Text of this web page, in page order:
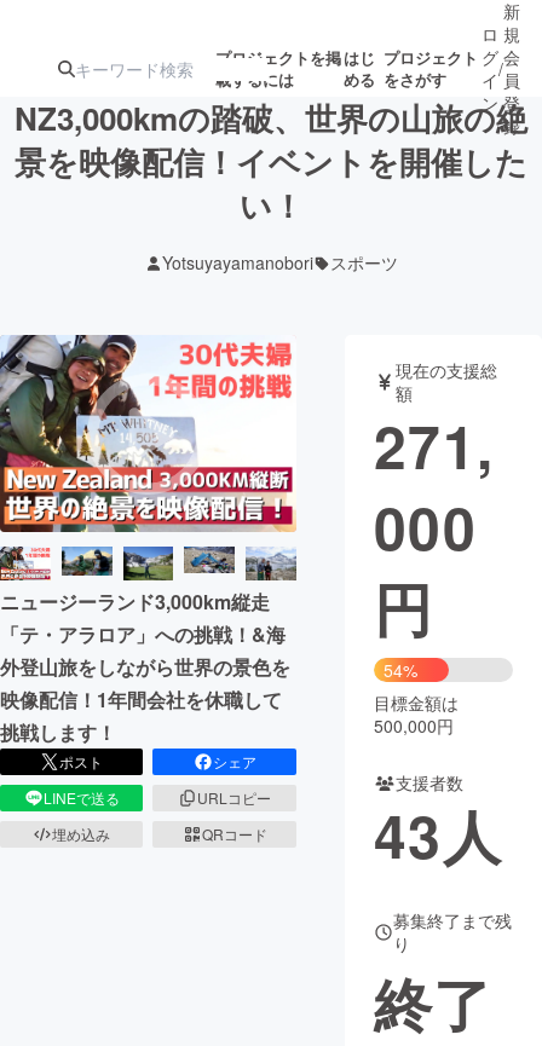
プロジェクトを掲
載するには
はじ
める
プロジェクト
をさがす
注目の新着プロ
テクノロジー・ガジェット
映像・映画 書籍・雑誌
ビジネス・起業 チャレンジ
まちづくり・地域活性化
CAMPFIRE for Social Good
CAMPFIRE Creation
CAMPFIREふるさと納税machi-ya コミュニティ
ロ
グ
イ
ン
/
新
規
会
員
登
録
NZ3,000kmの踏破、世界の山旅の絶
景を映像配信！イベントを開催した
い！
Yotsuyayamanobori スポーツ
ニュージーランド3,000km縦走
「テ・アラロア」への挑戦！&海
外登山旅をしながら世界の景色を
映像配信！1年間会社を休職して
挑戦します！
ポスト
シェア
LINEで送る
URLコピー
埋め込み
QRコード
現在の支援総
額
271,
000
円
54%
目標金額は
500,000円
支援者数
43人
募集終了まで残
り
終了